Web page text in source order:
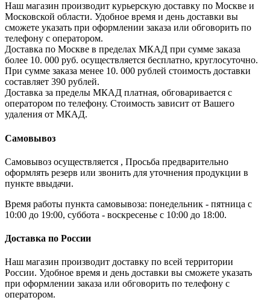
Наш магазин производит курьерскую доставку по Москве и
Московской области. Удобное время и день доставки вы
сможете указать при оформлении заказа или обговорить по
телефону с оператором.
Доставка по Москве в пределах МКАД при сумме заказа
более 10. 000 руб. осуществляется бесплатно, круглосуточно.
При сумме заказа менее 10. 000 рублей стоимость доставки
составляет 390 рублей.
Доставка за пределы МКАД платная, обговаривается с
оператором по телефону. Стоимость зависит от Вашего
удаления от МКАД.
Самовывоз
Самовывоз осуществляется , Просьба предварительно
оформлять резерв или звонить для уточнения продукции в
пункте ввыдачи.
Время работы пункта самовывоза: понедельник - пятница с
10:00 до 19:00, суббота - воскресенье с 10:00 до 18:00.
Доставка по России
Наш магазин производит доставку по всей территории
России. Удобное время и день доставки вы сможете указать
при оформлении заказа или обговорить по телефону с
оператором.